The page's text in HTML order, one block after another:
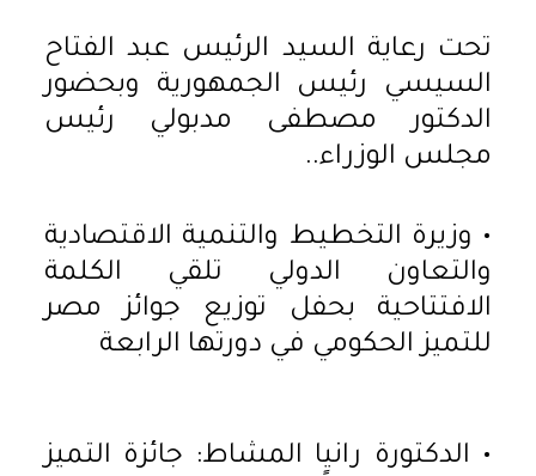
تحت رعاية السيد الرئيس عبد الفتاح
السيسي رئيس الجمهورية وبحضور
الدكتور مصطفى مدبولي رئيس
مجلس الوزراء..
• وزيرة التخطيط والتنمية الاقتصادية
والتعاون الدولي تلقي الكلمة
الافتتاحية بحفل توزيع جوائز مصر
للتميز الحكومي في دورتها الرابعة
• الدكتورة رانيا المشاط: جائزة التميز